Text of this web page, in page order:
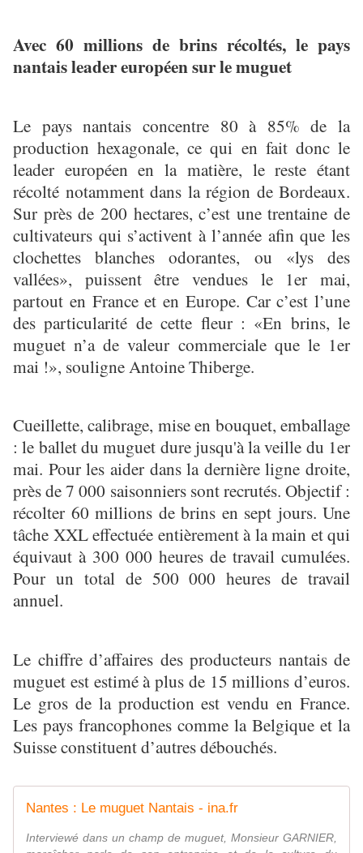
Avec 60 millions de brins récoltés, le pays
nantais leader européen sur le muguet
Le pays nantais concentre 80 à 85% de la
production hexagonale, ce qui en fait donc le
leader européen en la matière, le reste étant
récolté notamment dans la région de Bordeaux.
Sur près de 200 hectares, c’est une trentaine de
cultivateurs qui s’activent à l’année afin que les
clochettes blanches odorantes, ou «lys des
vallées», puissent être vendues le 1er mai,
partout en France et en Europe. Car c’est l’une
des particularité de cette fleur : «En brins, le
muguet n’a de valeur commerciale que le 1er
mai !», souligne Antoine Thiberge.
Cueillette, calibrage, mise en bouquet, emballage
: le ballet du muguet dure jusqu'à la veille du 1er
mai. Pour les aider dans la dernière ligne droite,
près de 7 000 saisonniers sont recrutés. Objectif :
récolter 60 millions de brins en sept jours. Une
tâche XXL effectuée entièrement à la main et qui
équivaut à 300 000 heures de travail cumulées.
Pour un total de 500 000 heures de travail
annuel.
Le chiffre d’affaires des producteurs nantais de
muguet est estimé à plus de 15 millions d’euros.
Le gros de la production est vendu en France.
Les pays francophones comme la Belgique et la
Suisse constituent d’autres débouchés.
Nantes : Le muguet Nantais - ina.fr
Interviewé dans un champ de muguet, Monsieur GARNIER,